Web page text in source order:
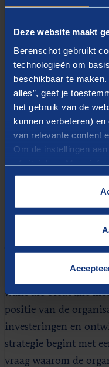
Deze website maakt
Berenschot gebruikt
technologieën om
beschikbaar te
alles”, geef je
het gebruik van de
kunnen verbeteren)
van relevante content
Om de instellingen
cookies op onze
vorm van
hebben.
Inmiddels zijn de
Generatieve AI blijkt
soms wel),
algoritmes beter
in bepaalde
generatieve AI met
en input
Heldere
essentieel
Een AI-strategie is
want die biedt alle
positie van de
investeringen en
strategie begint met
vraag waarom de